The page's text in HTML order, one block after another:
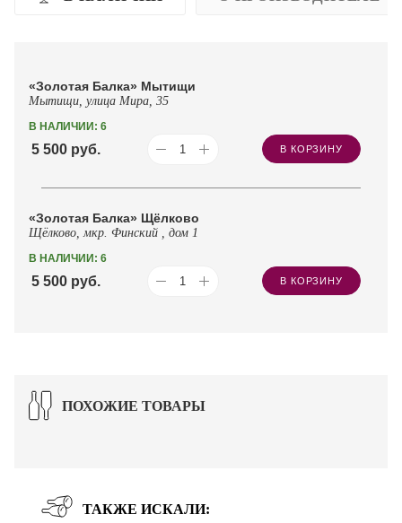
«Золотая Балка» Мытищи
Мытищи, улица Мира, 35
В НАЛИЧИИ: 6
5 500 руб. В КОРЗИНУ
«Золотая Балка» Щёлково
Щёлково, мкр. Финский , дом 1
В НАЛИЧИИ: 6
5 500 руб. В КОРЗИНУ
ПОХОЖИЕ ТОВАРЫ
ТАКЖЕ ИСКАЛИ: